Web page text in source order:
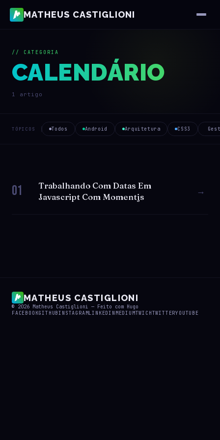
MATHEUS CASTIGLIONI
// CATEGORIA
CALENDÁRIO
1 artigo
TÓPICOS Todos Android Arquitetura CSS3
01
Trabalhando Com Datas Em
Javascript Com Momentjs
→
MATHEUS CASTIGLIONI
© 2026 Matheus Castiglioni — Feito com Hugo
FACEBOOKGITHUBINSTAGRAMLINKEDIN MEDIUMTWICHTWITTERYOUTUBE